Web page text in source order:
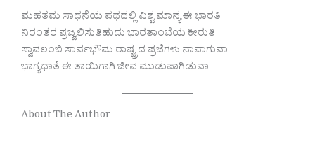
ಮಹತಮ ಸಾಧನೆಯ ಪಥದಲ್ಲಿ ವಿಶ್ವ ಮಾನ್ಯ ಈ ಭಾರತಿ
ನಿರಂತರ ಪ್ರಜ್ವಲಿಸುತಿಹುದು ಭಾರತಾಂಬೆಯ ಕೀರುತಿ
ಸ್ವಾವಲಂಬಿ ಸಾರ್ವಭೌಮ ರಾಷ್ಟ್ರದ ಪ್ರಜೆಗಳು ನಾವಾಗುವಾ
ಭಾಗ್ಯಧಾತೆ ಈ ತಾಯಿಗಾಗಿ ಜೀವ ಮುಡುಪಾಗಿಡುವಾ
About The Author